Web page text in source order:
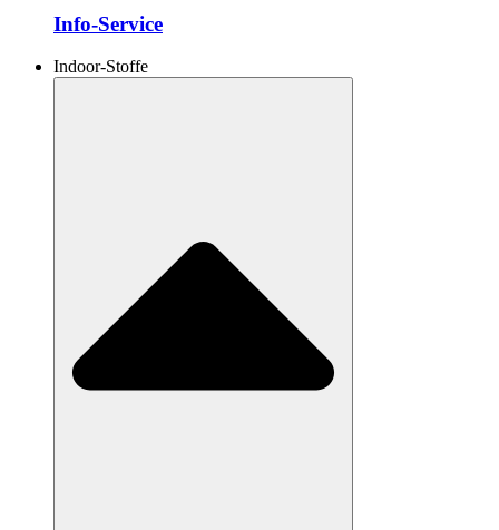
Info-Service
Indoor-Stoffe